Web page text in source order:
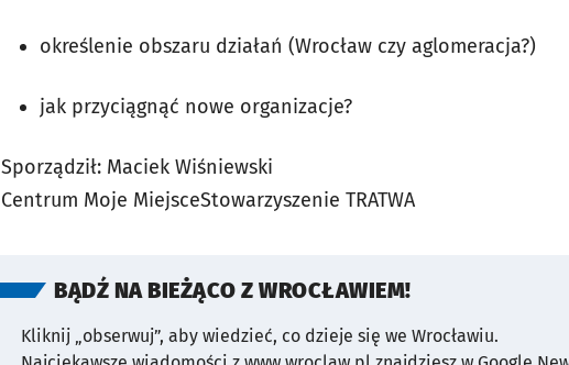
określenie obszaru działań (Wrocław czy aglomeracja?)
jak przyciągnąć nowe organizacje?
Sporządził: Maciek Wiśniewski
Centrum Moje MiejsceStowarzyszenie TRATWA
BĄDŹ NA BIEŻĄCO Z WROCŁAWIEM!
Kliknij „obserwuj”, aby wiedzieć, co dzieje się we Wrocławiu.